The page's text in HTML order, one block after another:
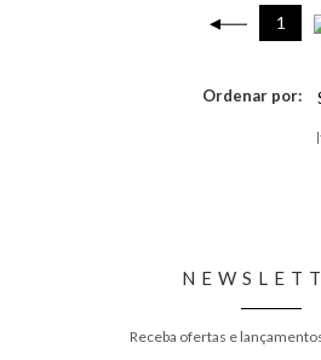
1
Ordenar por:
Receba ofertas e